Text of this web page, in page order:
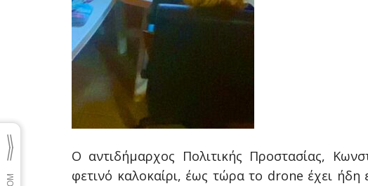
Ο αντιδήμαρχος Πολιτικής Προστασίας,
φετινό καλοκαίρι, έως τώρα το drone έχει ήδη